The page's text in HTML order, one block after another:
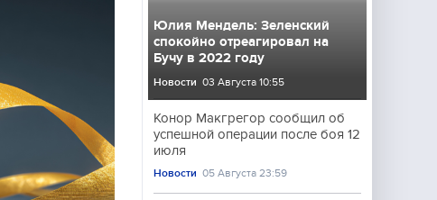
Юлия Мендель: Зеленский
спокойно отреагировал на
Бучу в 2022 году
Новости 03 Августа 10:55
Конор Макгрегор сообщил об
успешной операции после боя 12
июля
Новости 05 Августа 23:59